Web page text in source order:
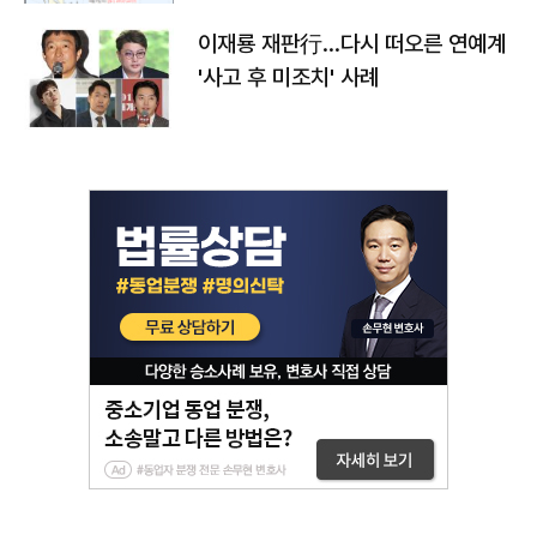
이재룡 재판行…다시 떠오른 연예계
'사고 후 미조치' 사례